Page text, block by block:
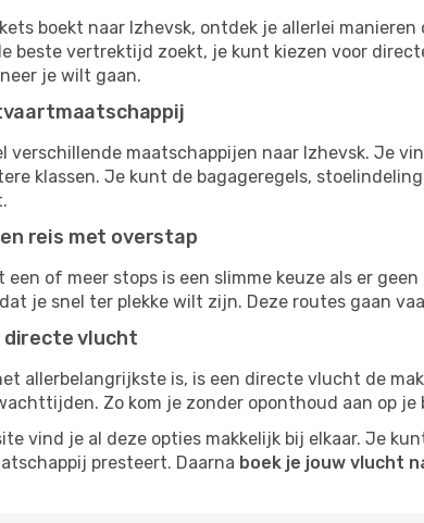
boekt naar Izhevsk, ontdek je allerlei
beste vertrektijd zoekt, je kunt kiezen voor
je wilt gaan.
verschillende maatschappijen naar Izhevsk. Je
klassen. Je kunt de bagageregels,
reis met overstap
een of meer stops is een slimme keuze als er
je snel ter plekke wilt zijn. Deze routes gaan
directe vlucht
allerbelangrijkste is, is een directe vlucht de
Zo kom je zonder oponthoud aan op je
vind je al deze opties makkelijk bij elkaar. Je
presteert. Daarna boek je jouw vlucht